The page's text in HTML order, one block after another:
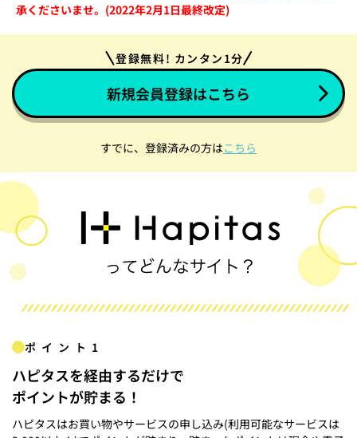
承くださいませ。(2022年2月1日最終改定)
登録無料! カンタン1分
新規会員登録はこちら
すでに、登録済みの方はこちら
ポイント1
ハピタスを経由するだけで
ポイントが貯まる！
ハピタスはお買い物やサービスの申し込み(利用可能なサービスは